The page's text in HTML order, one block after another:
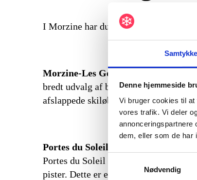
Samtykke
Denne hjemmeside
Vi bruger cookies til
vores trafik. Vi deler
annonceringspartnere
dem, eller som de har
Nødvendig
I Morzine har du flere muligheder for
Morzine-Les Gets Pass
: Dette er et
bredt udvalg af blå og røde pister,
afslappede skiløb, som Morzine og
Portes du Soleil Pass:
Dette kort er
Portes du Soleil byder på. Med dette
pister. Dette er et fremragende valg